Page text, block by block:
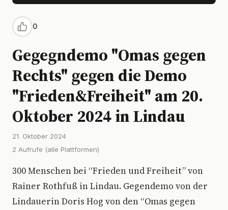
0
Gegegndemo "Omas gegen
Rechts" gegen die Demo
"Frieden&Freiheit" am 20.
Oktober 2024 in Lindau
21. Oktober 2024
2 Aufrufe (alle Plattformen)
300 Menschen bei “Frieden und Freiheit” von
Rainer Rothfuß in Lindau. Gegendemo von der
Lindauerin Doris Hog von den “Omas gegen